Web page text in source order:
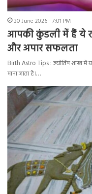
30 June 2026 - 7:01 PM
आपकी कुंडली में हैं ये
और अपार सफलता
Birth Astro Tips : ज्योतिष शास्त्र में
माना जाता है।…